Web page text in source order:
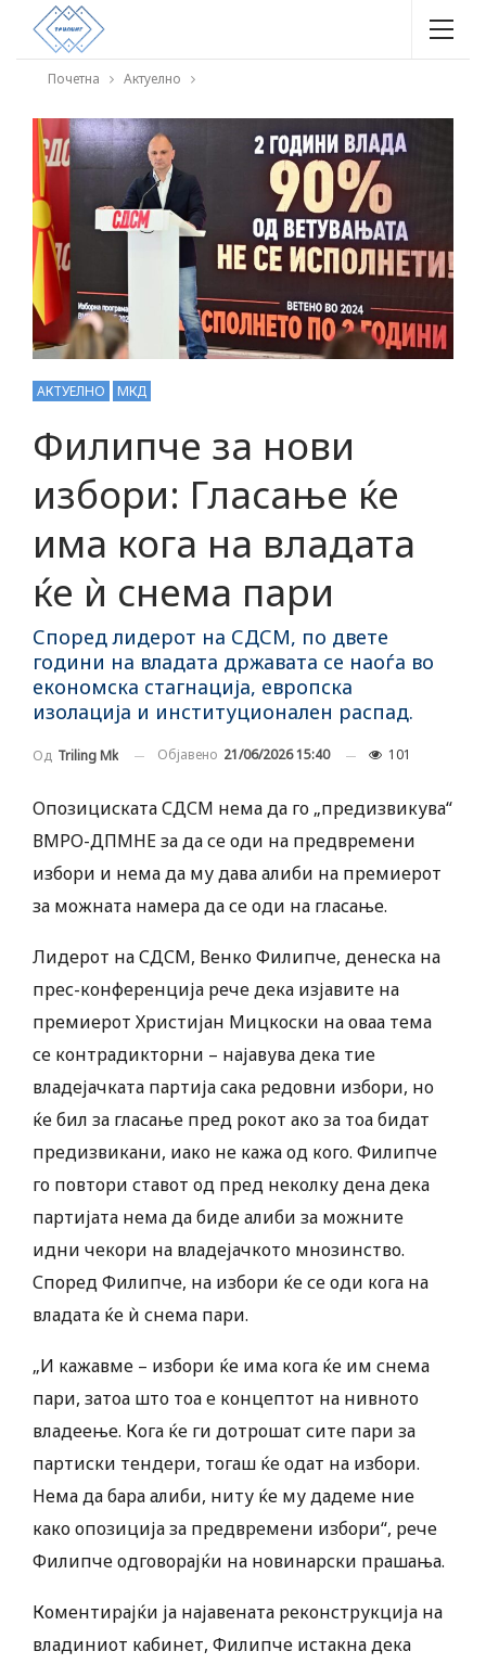
Почетна Актуелно
АКТУЕЛНО МКД
Филипче за нови
избори: Гласање ќе
има кога на владата
ќе ѝ снема пари
Според лидерот на СДСМ, по двете
години на владата државата се наоѓа во
економска стагнација, европска
изолација и институционален распад.
Од Triling Mk Објавено 21/06/2026 15:40 101
Опозициската СДСМ нема да го „предизвикува“
ВМРО-ДПМНЕ за да се оди на предвремени
избори и нема да му дава алиби на премиерот
за можната намера да се оди на гласање.
Лидерот на СДСМ, Венко Филипче, денеска на
прес-конференција рече дека изјавите на
премиерот Христијан Мицкоски на оваа тема
се контрадикторни – најавува дека тие
владејачката партија сака редовни избори, но
ќе бил за гласање пред рокот ако за тоа бидат
предизвикани, иако не кажа од кого. Филипче
го повтори ставот од пред неколку дена дека
партијата нема да биде алиби за можните
идни чекори на владејачкото мнозинство.
Според Филипче, на избори ќе се оди кога на
владата ќе ѝ снема пари.
„И кажавме – избори ќе има кога ќе им снема
пари, затоа што тоа е концептот на нивното
владеење. Кога ќе ги дотрошат сите пари за
партиски тендери, тогаш ќе одат на избори.
Нема да бара алиби, ниту ќе му дадеме ние
како опозиција за предвремени избори“, рече
Филипче одговорајќи на новинарски прашања.
Коментирајќи ја најавената реконструкција на
владиниот кабинет, Филипче истакна дека